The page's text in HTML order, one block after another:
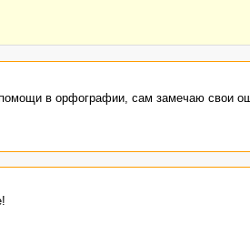
в орфографии, сам замечаю свои